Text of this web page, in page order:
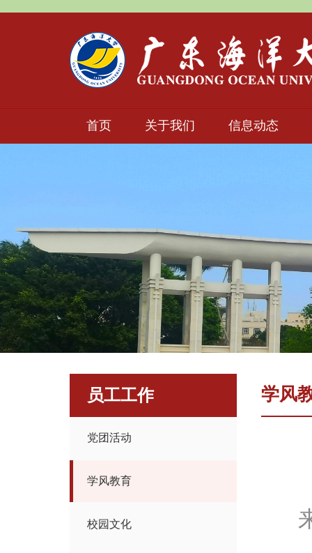
首页 关于我们 信息动态
员工工作
党团活动
学风教育
校园文化
学风